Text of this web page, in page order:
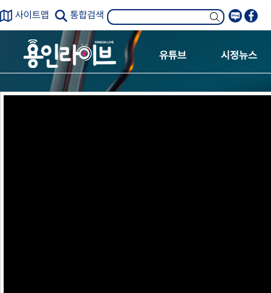
사이트맵 통합검색
유튜브 시정뉴스